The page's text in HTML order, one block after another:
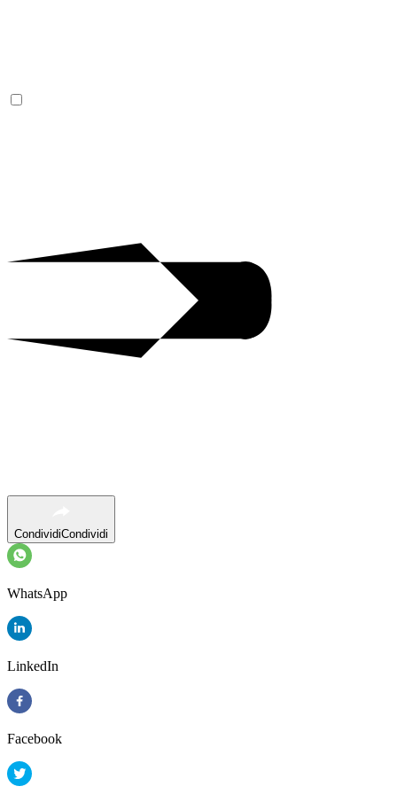
CondividiCondividi
WhatsApp
LinkedIn
Facebook